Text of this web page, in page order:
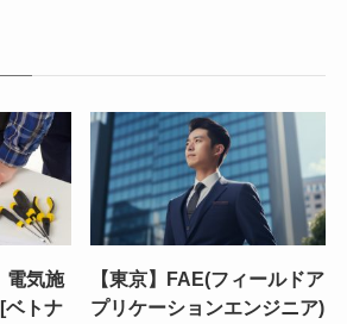
電気施
ベトナ
【東京】FAE(フィールドア
プリケーションエンジニア)